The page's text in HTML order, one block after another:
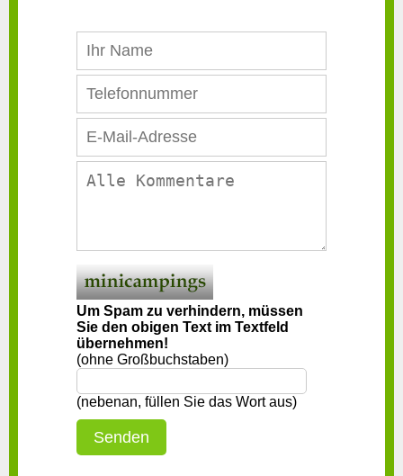
Um Spam zu verhindern, müssen
Sie den obigen Text im Textfeld
übernehmen!
(ohne Großbuchstaben)
(nebenan, füllen Sie das Wort aus)